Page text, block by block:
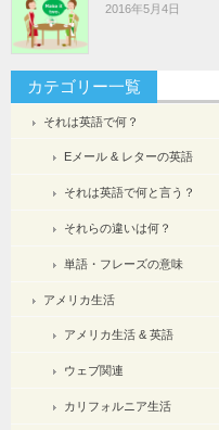
2016年5月4日
カテゴリー一覧
それは英語で何？
Eメール & レターの英語
それは英語で何と言う？
それらの違いは何？
単語・フレーズの意味
アメリカ生活
アメリカ生活 & 英語
ウェブ関連
カリフォルニア生活